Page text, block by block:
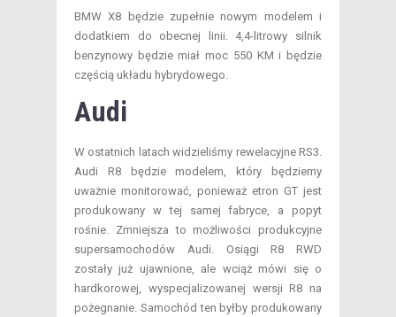
BMW X8 będzie zupełnie nowym modelem i
dodatkiem do obecnej linii. 4,4-litrowy silnik
benzynowy będzie miał moc 550 KM i będzie
częścią układu hybrydowego.
Audi
W ostatnich latach widzieliśmy rewelacyjne RS3.
Audi R8 będzie modelem, który będziemy
uważnie monitorować, ponieważ etron GT jest
produkowany w tej samej fabryce, a popyt
rośnie. Zmniejsza to możliwości produkcyjne
supersamochodów Audi. Osiągi R8 RWD
zostały już ujawnione, ale wciąż mówi się o
hardkorowej, wyspecjalizowanej wersji R8 na
pożegnanie. Samochód ten byłby produkowany